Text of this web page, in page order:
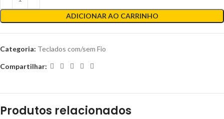
ADICIONAR AO CARRINHO
Categoria: Teclados com/sem Fio
Compartilhar:
Produtos relacionados